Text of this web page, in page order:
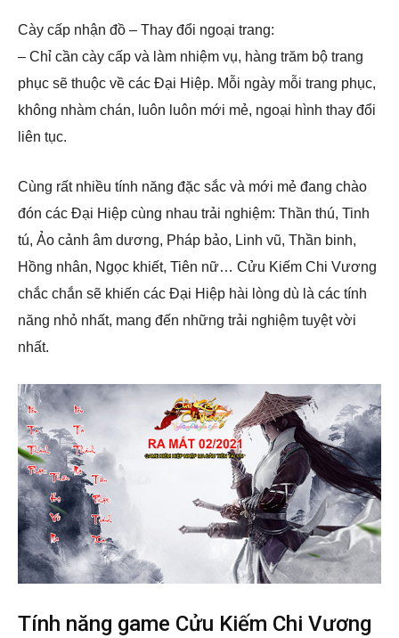
Cày cấp nhận đồ – Thay đổi ngoại trang:
– Chỉ cần cày cấp và làm nhiệm vụ, hàng trăm bộ trang
phục sẽ thuộc về các Đại Hiệp. Mỗi ngày mỗi trang phục,
không nhàm chán, luôn luôn mới mẻ, ngoại hình thay đổi
liên tục.
Cùng rất nhiều tính năng đặc sắc và mới mẻ đang chào
đón các Đại Hiệp cùng nhau trải nghiệm: Thần thú, Tinh
tú, Ảo cảnh âm dương, Pháp bảo, Linh vũ, Thần binh,
Hồng nhân, Ngọc khiết, Tiên nữ… Cửu Kiếm Chi Vương
chắc chắn sẽ khiến các Đại Hiệp hài lòng dù là các tính
năng nhỏ nhất, mang đến những trải nghiệm tuyệt vời
nhất.
Tính năng game Cửu Kiếm Chi Vương